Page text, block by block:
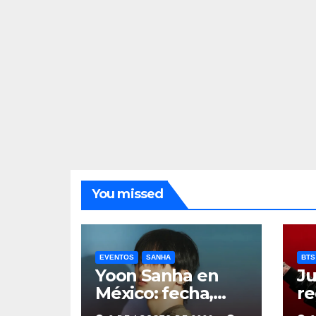
You missed
EVENTOS SANHA
Yoon Sanha en
México: fecha,
precios y boletos
BTS